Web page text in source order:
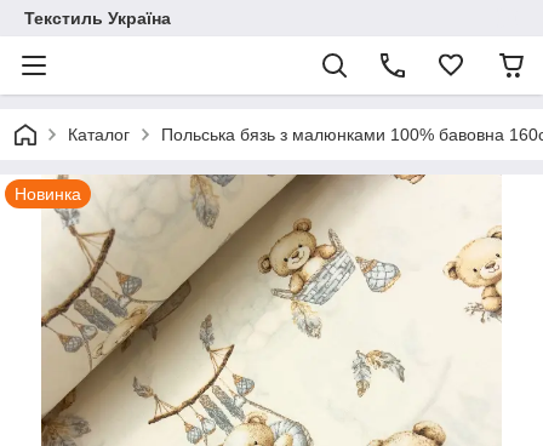
Текстиль Україна
Каталог Польська бязь з малюнками 100% бавовна
Новинка